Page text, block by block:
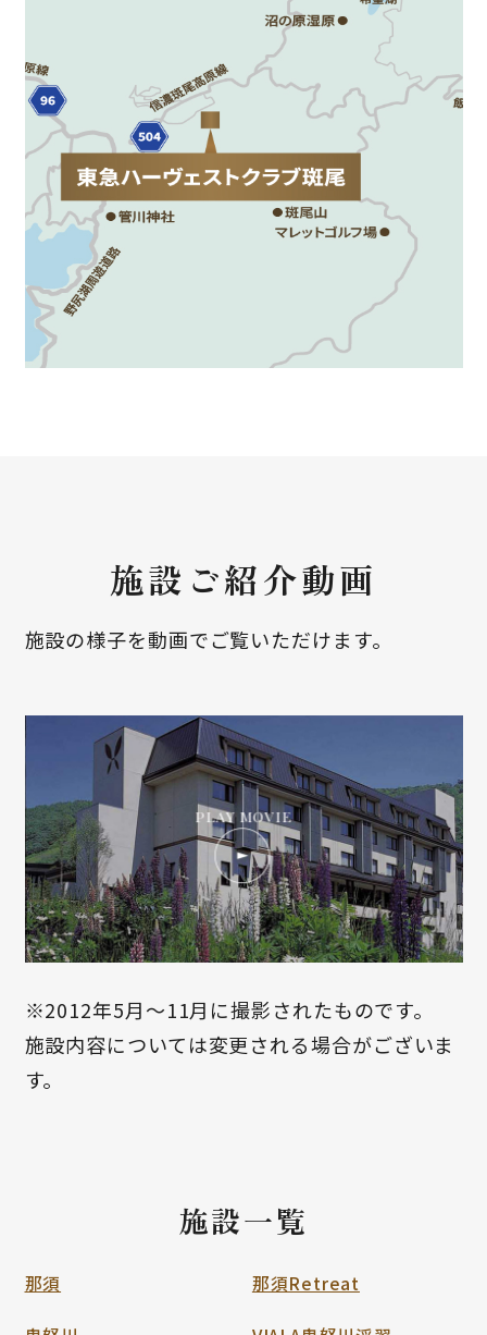
施設ご紹介動画
施設の様子を動画でご覧いただけます。
PLAY MOVIE
※2012年5月～11月に撮影されたものです。
施設内容については変更される場合がございま
す。
施設一覧
那須 那須Retreat